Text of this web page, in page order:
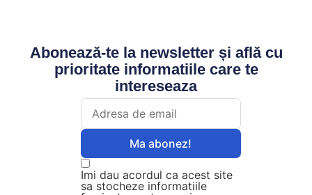
Abonează-te la newsletter și află cu
prioritate informatiile care te
intereseaza
Ma abonez!
Imi dau acordul ca acest site
sa stocheze informatiile